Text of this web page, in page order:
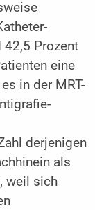
42,5 Prozent
eine
in der MRT-
derjenigen
als
weil sich